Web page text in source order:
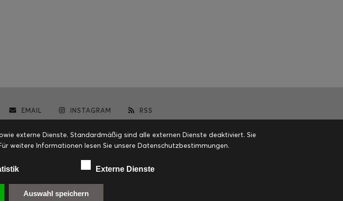
EMAIL INSTAGRAM RSS
externe Dienste. Standardmäßig sind alle externen Dienste deaktiviert. Sie
weitere Informationen lesen Sie unsere Datenschutzbestimmungen.
Externe Dienste
Auswahl speichern